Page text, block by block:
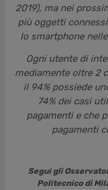
2019), ma nei
più oggetti
lo smartphone
Ogni utente di
mediamente oltre 2
il 94% possiede
74% dei casi
pagamenti e che
pagamenti
Segui gli
Politecnico di